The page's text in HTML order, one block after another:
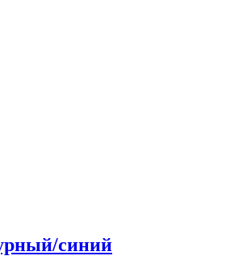
синий